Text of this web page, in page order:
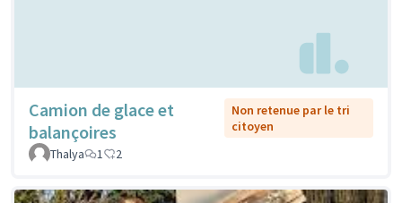
Camion de glace et
balançoires
Non retenue par le tri
citoyen
Thalya
1 2